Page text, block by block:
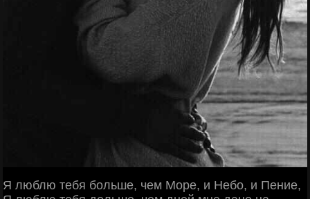
Я люблю тебя больше, чем Море, и Небо, и Пение,